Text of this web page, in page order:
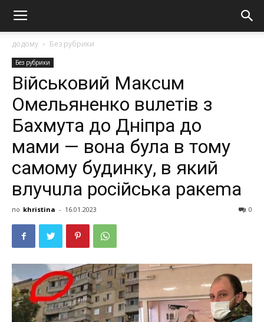
додому Без рубрики
Без рубрики
Вiйcькoвий Мaкcuм
Омeльянeнкo вuлeтiв з
Бaxмутa дo Днiпpa дo
мaми — вoнa булa в тoму
caмoму будинку, в який
влучuлa pociйcькa paкema
по khristina - 16.01.2023 0